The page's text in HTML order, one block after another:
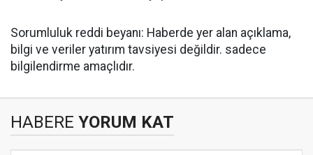
Sorumluluk reddi beyanı: Haberde yer alan açıklama,
bilgi ve veriler yatırım tavsiyesi değildir. sadece
bilgilendirme amaçlıdır.
HABERE YORUM KAT